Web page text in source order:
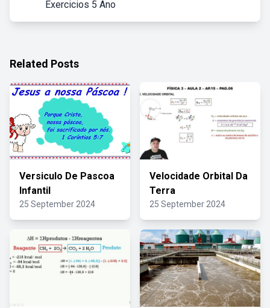
Exercicios 5 Ano
Related Posts
Versiculo De Pascoa
Infantil
25 September 2024
Velocidade Orbital Da
Terra
25 September 2024